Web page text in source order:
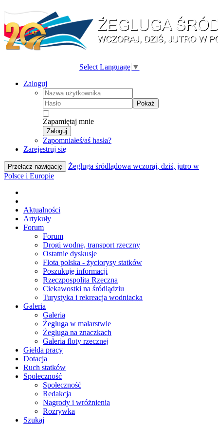
Select Language ▼
Zaloguj
Pokaż
Zapamiętaj mnie
Zaloguj
Zapomniałeś/aś hasła?
Zarejestruj się
Przełącz nawigację
Żegluga śródlądowa wczoraj, dziś, jutro w
Polsce i Europie
Aktualności
Artykuły
Forum
Forum
Drogi wodne, transport rzeczny
Ostatnie dyskusje
Flota polska - życiorysy statków
Poszukuję informacji
Rzeczpospolita Rzeczna
Ciekawostki na śródlądziu
Turystyka i rekreacja wodniacka
Galeria
Galeria
Żegluga w malarstwie
Żegluga na znaczkach
Galeria floty rzecznej
Giełda pracy
Dotacja
Ruch statków
Społeczność
Społeczność
Redakcja
Nagrody i wróżnienia
Rozrywka
Szukaj